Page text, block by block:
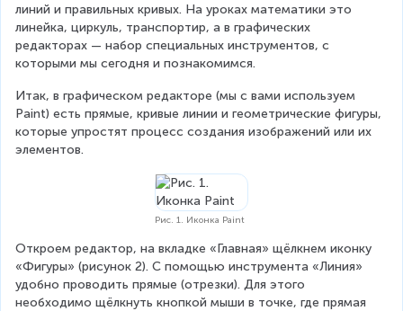
линий и правильных кривых. На уроках математики это
линейка, циркуль, транспортир, а в графических
редакторах — набор специальных инструментов, с
которыми мы сегодня и познакомимся.
Итак, в графическом редакторе (мы с вами используем
Paint) есть прямые, кривые линии и геометрические фигуры,
которые упростят процесс создания изображений или их
элементов.
Рис. 1. Иконка Paint
Откроем редактор, на вкладке «Главная» щёлкнем иконку
«Фигуры» (рисунок 2). С помощью инструмента «Линия»
удобно проводить прямые (отрезки). Для этого
необходимо щёлкнуть кнопкой мыши в точке, где прямая